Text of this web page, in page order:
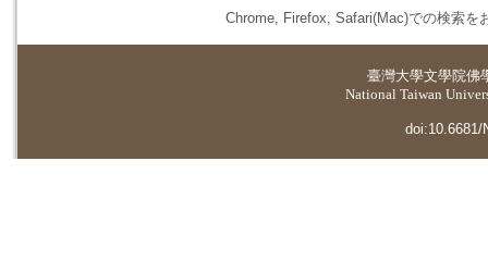
Chrome, Firefox, Safari(Mac)での検索を
臺灣大學文學院佛
National Taiwan
doi:10.6681/